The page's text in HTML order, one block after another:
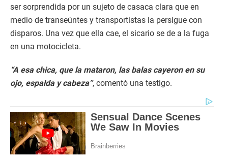
ser sorprendida por un sujeto de casaca clara que en
medio de transeúntes y transportistas la persigue con
disparos. Una vez que ella cae, el sicario se de a la fuga
en una motocicleta.
“A esa chica, que la mataron, las balas cayeron en su
ojo, espalda y cabeza”, comentó una testigo.